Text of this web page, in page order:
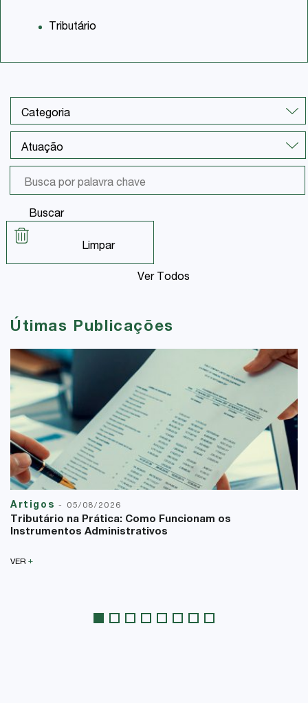
Tributário
Buscar
Limpar
Ver Todos
Útimas Publicações
Artigos - 05/08/2026
Tributário na Prática: Como Funcionam os
Instrumentos Administrativos
VER +